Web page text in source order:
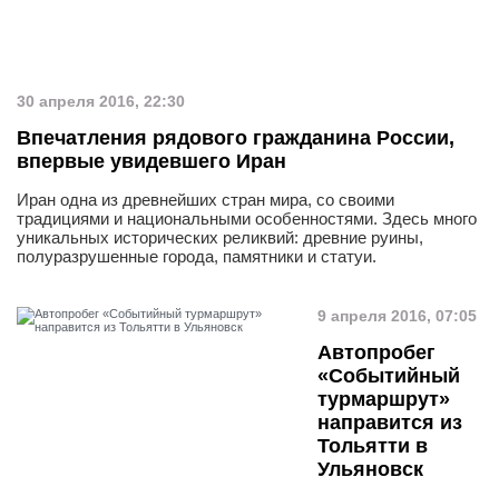
30 апреля 2016, 22:30
Впечатления рядового гражданина России,
впервые увидевшего Иран
Иран одна из древнейших стран мира, со своими
традициями и национальными особенностями. Здесь много
уникальных исторических реликвий: древние руины,
полуразрушенные города, памятники и статуи.
9 апреля 2016, 07:05
Автопробег
«Событийный
турмаршрут»
направится из
Тольятти в
Ульяновск